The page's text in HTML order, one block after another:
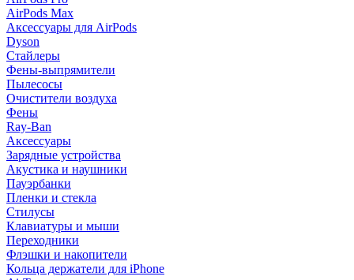
AirPods Max
Аксессуары для AirPods
Dyson
Стайлеры
Фены-выпрямители
Пылесосы
Очистители воздуха
Фены
Ray-Ban
Аксессуары
Зарядные устройства
Акустика и наушники
Пауэрбанки
Пленки и стекла
Стилусы
Клавиатуры и мыши
Переходники
Флэшки и накопители
Кольца держатели для iPhone